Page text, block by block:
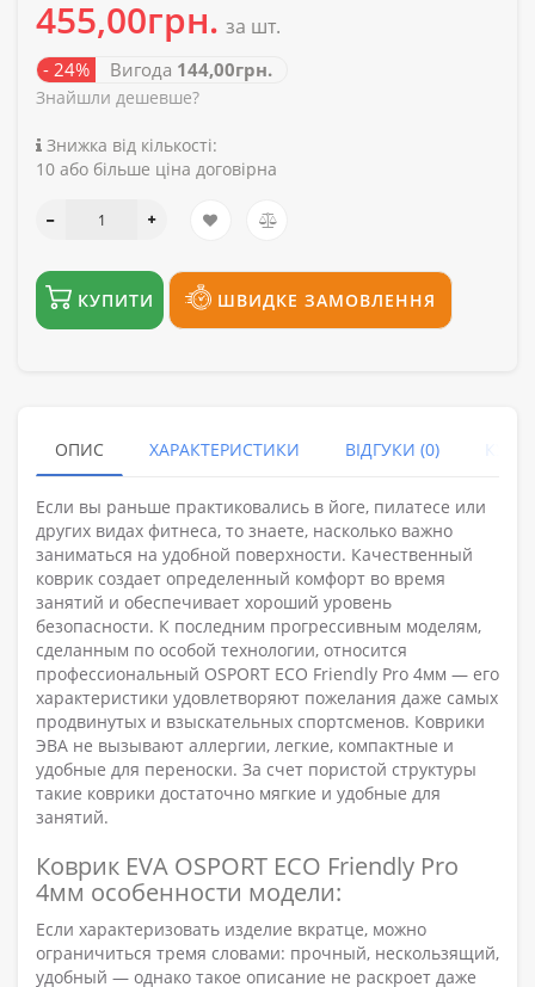
455,00грн. за шт.
- 24% Вигода 144,00грн.
Знайшли дешевше?
Знижка від кількості:
10 або більше ціна договірна
КУПИТИ ШВИДКЕ ЗАМОВЛЕННЯ
ОПИС ХАРАКТЕРИСТИКИ ВІДГУКИ (0)
Если вы раньше практиковались в йоге, пилатесе или
других видах фитнеса, то знаете, насколько важно
заниматься на удобной поверхности. Качественный
коврик создает определенный комфорт во время
занятий и обеспечивает хороший уровень
безопасности. К последним прогрессивным моделям,
сделанным по особой технологии, относится
профессиональный OSPORT ECO Friendly Pro 4мм — его
характеристики удовлетворяют пожелания даже самых
продвинутых и взыскательных спортсменов. Коврики
ЭВА не вызывают аллергии, легкие, компактные и
удобные для переноски. За счет пористой структуры
такие коврики достаточно мягкие и удобные для
занятий.
Коврик EVA OSPORT ECO Friendly Pro
4мм особенности модели:
Если характеризовать изделие вкратце, можно
ограничиться тремя словами: прочный, нескользящий,
удобный — однако такое описание не раскроет даже